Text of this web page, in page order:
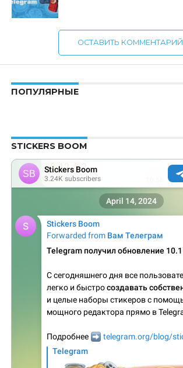
ОСТАВИТЬ КОММЕНТАРИЙ
ПОПУЛЯРНЫЕ
STICKERS BOOM